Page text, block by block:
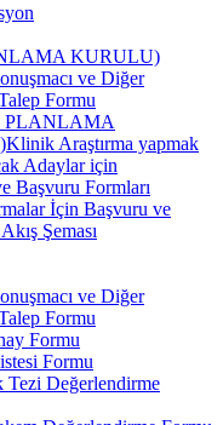
KURULU)
ve Diğer
Formu
PLANLAMA
Araştırma yapmak
Adaylar için
Başvuru Formları
İçin Başvuru ve
Şeması
ve Diğer
Formu
Formu
Formu
Tezi Değerlendirme